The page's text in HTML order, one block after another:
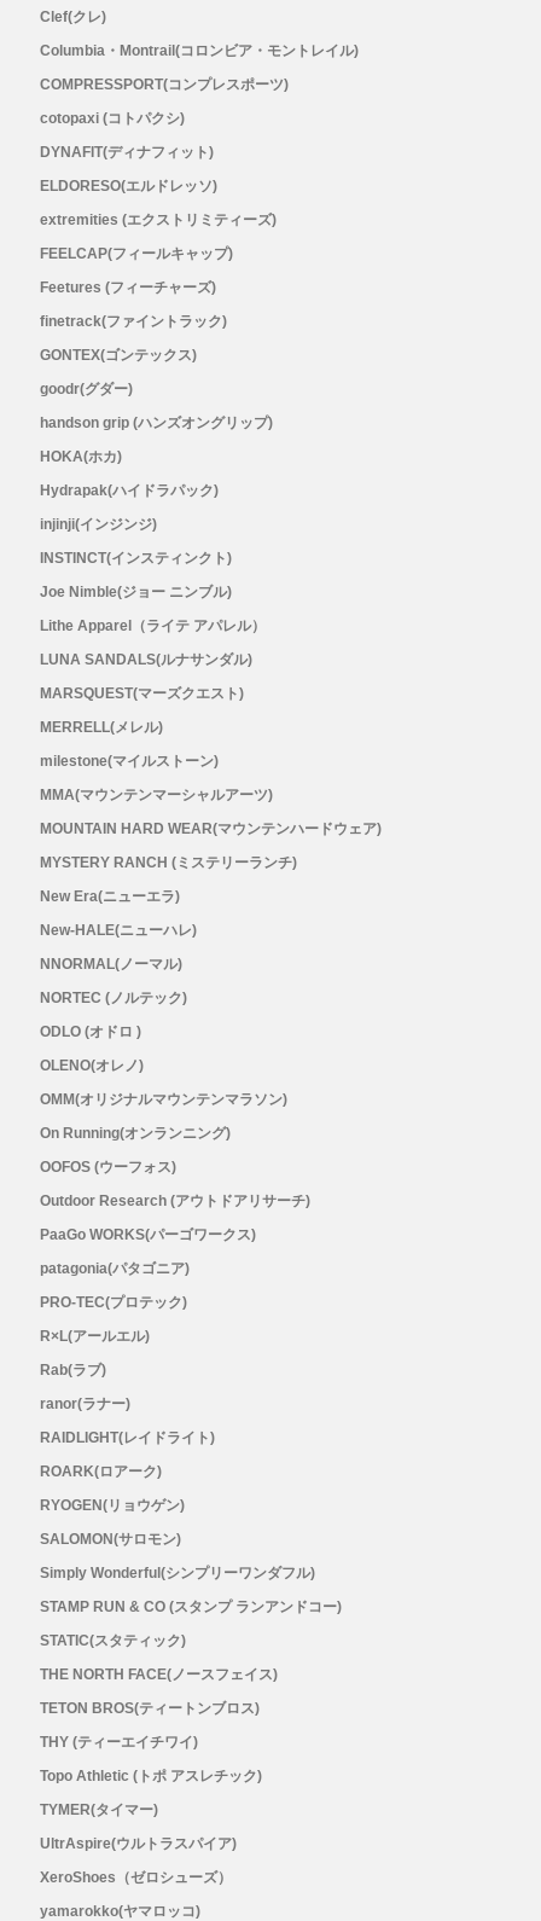
Clef(クレ)
Columbia・Montrail(コロンビア・モントレイル)
COMPRESSPORT(コンプレスポーツ)
cotopaxi (コトパクシ)
DYNAFIT(ディナフィット)
ELDORESO(エルドレッソ)
extremities (エクストリミティーズ)
FEELCAP(フィールキャップ)
Feetures (フィーチャーズ)
finetrack(ファイントラック)
GONTEX(ゴンテックス)
goodr(グダー)
handson grip (ハンズオングリップ)
HOKA(ホカ)
Hydrapak(ハイドラパック)
injinji(インジンジ)
INSTINCT(インスティンクト)
Joe Nimble(ジョー ニンブル)
Lithe Apparel（ライテ アパレル）
LUNA SANDALS(ルナサンダル)
MARSQUEST(マーズクエスト)
MERRELL(メレル)
milestone(マイルストーン)
MMA(マウンテンマーシャルアーツ)
MOUNTAIN HARD WEAR(マウンテンハードウェア)
MYSTERY RANCH (ミステリーランチ)
New Era(ニューエラ)
New-HALE(ニューハレ)
NNORMAL(ノーマル)
NORTEC (ノルテック)
ODLO (オドロ )
OLENO(オレノ)
OMM(オリジナルマウンテンマラソン)
On Running(オンランニング)
OOFOS (ウーフォス)
Outdoor Research (アウトドアリサーチ)
PaaGo WORKS(パーゴワークス)
patagonia(パタゴニア)
PRO-TEC(プロテック)
R×L(アールエル)
Rab(ラブ)
ranor(ラナー)
RAIDLIGHT(レイドライト)
ROARK(ロアーク)
RYOGEN(リョウゲン)
SALOMON(サロモン)
Simply Wonderful(シンプリーワンダフル)
STAMP RUN & CO (スタンプ ランアンドコー)
STATIC(スタティック)
THE NORTH FACE(ノースフェイス)
TETON BROS(ティートンブロス)
THY (ティーエイチワイ)
Topo Athletic (トポ アスレチック)
TYMER(タイマー)
UltrAspire(ウルトラスパイア)
XeroShoes（ゼロシューズ）
yamarokko(ヤマロッコ)